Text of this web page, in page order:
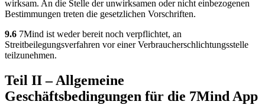
wirksam. An die Stelle der unwirksamen oder nicht einbezogenen
Bestimmungen treten die gesetzlichen Vorschriften.
9.6 7Mind ist weder bereit noch verpflichtet, an
Streitbeilegungsverfahren vor einer Verbraucherschlichtungsstelle
teilzunehmen.
Teil II – Allgemeine
Geschäftsbedingungen für die 7Mind App